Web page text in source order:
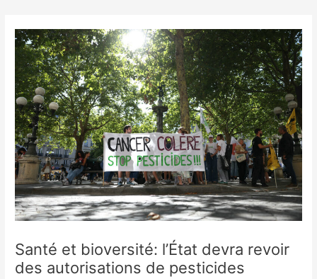
content
Santé et bioversité: l’État devra revoir
des autorisations de pesticides